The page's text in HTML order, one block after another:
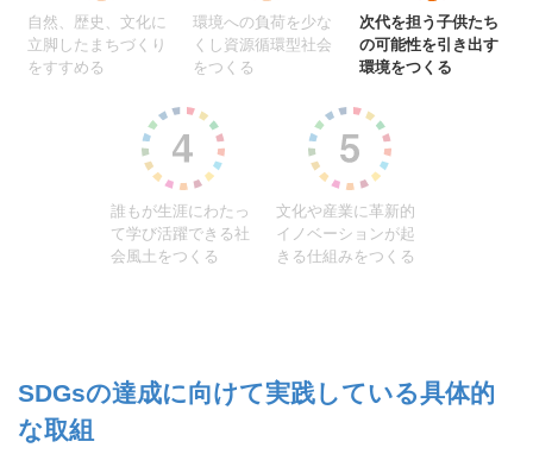
自然、歴史、文化に
立脚したまちづくり
をすすめる
環境への負荷を少な
くし資源循環型社会
をつくる
次代を担う子供たち
の可能性を引き出す
環境をつくる
誰もが生涯にわたっ
て学び活躍できる社
会風土をつくる
文化や産業に革新的
イノベーションが起
きる仕組みをつくる
SDGsの達成に向けて実践している具体的
な取組